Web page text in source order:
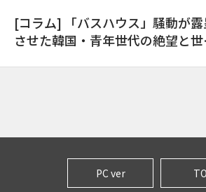
[コラム] 「バスハウス」騒動が露
させた韓国・青年世代の絶望と世
PC ver